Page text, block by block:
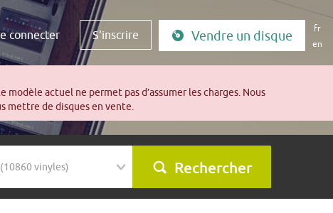
actuel ne permet pas d’assumer les charges. Nous
mettre de disques en vente.
connecter S'inscrire Vendre un disque
fr
en
Rechercher